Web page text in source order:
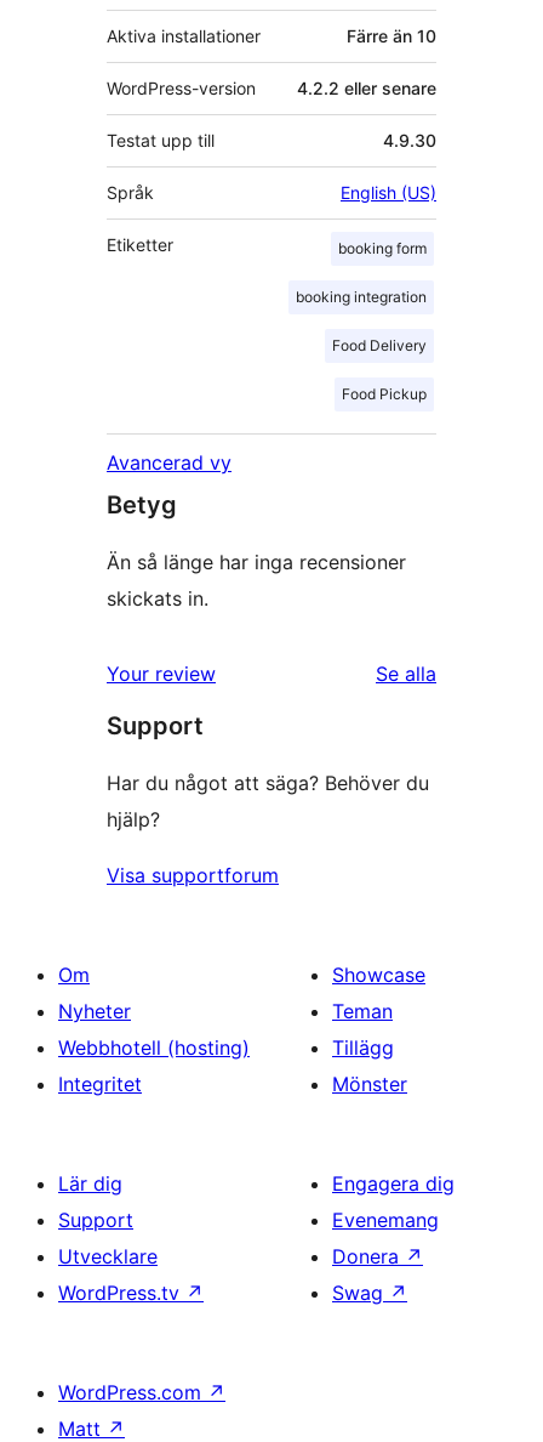
Aktiva installationer Färre än 10
WordPress-version 4.2.2 eller senare
Testat upp till 4.9.30
Språk English (US)
Etiketter booking form
booking integration
Food Delivery
Food Pickup
Avancerad vy
Betyg
Än så länge har inga recensioner
skickats in.
Your review Se alla
Support
Har du något att säga? Behöver du
hjälp?
Visa supportforum
Om
Nyheter
Webbhotell (hosting)
Integritet
Showcase
Teman
Tillägg
Mönster
Lär dig
Support
Utvecklare
WordPress.tv ↗
Engagera dig
Evenemang
Donera ↗
Swag ↗
WordPress.com ↗
Matt ↗